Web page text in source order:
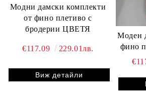
Модни дамски комплекти
от фино плетиво с
бродерии ЦВЕТЯ
€117.09 229.01лв.
Виж детайли
Моден
фино